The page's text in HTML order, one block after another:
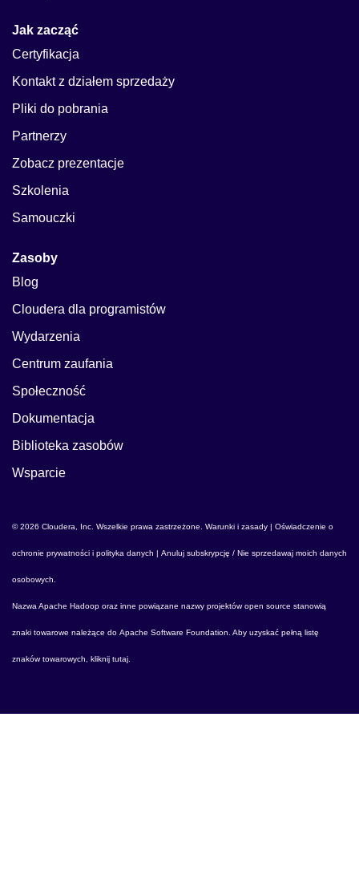
Jak zacząć
Certyfikacja
Kontakt z działem sprzedaży
Pliki do pobrania
Partnerzy
Zobacz prezentacje
Szkolenia
Samouczki
Zasoby
Blog
Cloudera dla programistów
Wydarzenia
Centrum zaufania
Społeczność
Dokumentacja
Biblioteka zasobów
Wsparcie
© 2026 Cloudera, Inc. Wszelkie prawa zastrzeżone. Warunki i zasady | Oświadczenie o
ochronie prywatności i polityka danych | Anuluj subskrypcję / Nie sprzedawaj moich danych
osobowych
Nazwa Apache Hadoop oraz inne powiązane nazwy projektów open source stanowią
znaki towarowe należące do Apache Software Foundation . Aby uzyskać pełną listę
znaków towarowych, kliknij tutaj